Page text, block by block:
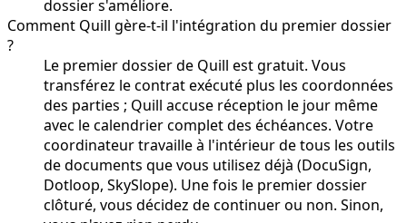
dossier s'améliore.
Comment Quill gère-t-il l'intégration du premier dossier
?
Le premier dossier de Quill est gratuit. Vous
transférez le contrat exécuté plus les coordonnées
des parties ; Quill accuse réception le jour même
avec le calendrier complet des échéances. Votre
coordinateur travaille à l'intérieur de tous les outils
de documents que vous utilisez déjà (DocuSign,
Dotloop, SkySlope). Une fois le premier dossier
clôturé, vous décidez de continuer ou non. Sinon,